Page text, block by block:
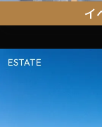
イ
暮らしを体感